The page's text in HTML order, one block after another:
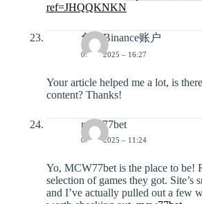
ref=JHQQKNKN
免费Binance账户
07-12-2025 – 16:27
Your article helped me a lot, is
content? Thanks!
mcw77bet
09-12-2025 – 11:24
Yo, MCW77bet is the place to be!
selection of games they got. Site’s
and I’ve actually pulled out a few